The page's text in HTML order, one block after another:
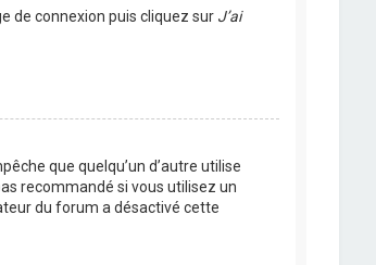
de connexion puis cliquez sur J’ai
que quelqu’un d’autre utilise
recommandé si vous utilisez un
du forum a désactivé cette